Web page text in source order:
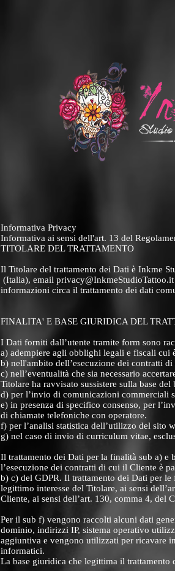
Informativa Privacy
Informativa ai sensi dell'art. 13 del
TITOLARE DEL TRATTAMENTO
Il Titolare del trattamento dei Dati è Inkme
(Italia), email
informazioni circa il trattamento dei dati
FINALITA' E BASE GIURIDICA DEL
I Dati forniti dall’utente tramite form sono
a) adempiere agli obblighi legali e fiscali cui
b) nell'ambito dell’esecuzione dei contratti
c) nell’eventualità che sia necessario
Titolare ha ravvisato sussistere sulla base
d) per l’invio di comunicazioni commerciali
e) in presenza di specifico consenso, per
di chiamate telefoniche con operatore.
f) per l’analisi statistica dell’utilizzo del sito
g) nel caso di invio di curriculum vitae,
Il trattamento dei Dati per la finalità sub a) e
l’esecuzione dei contratti di cui il Cliente è
b) c) del GDPR. Il trattamento dei Dati per
legittimo interesse del Titolare, ai sensi
Cliente, ai sensi dell’art. 130, comma 4, del
Per il sub f) vengono raccolti alcuni dati
dominio, indirizzi IP, sistema operativo
aggiuntiva e vengono utilizzati per ricavare
informatici.
La base giuridica che legittima il trattamento